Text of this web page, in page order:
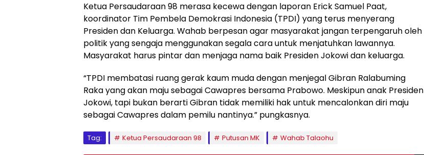
Ketua Persaudaraan 98 merasa kecewa dengan laporan Erick Samuel Paat,
koordinator Tim Pembela Demokrasi Indonesia (TPDI) yang terus menyerang
Presiden dan Keluarga. Wahab berpesan agar masyarakat jangan terpengaruh oleh
politik yang sengaja menggunakan segala cara untuk menjatuhkan lawannya.
Masyarakat harus pintar dan menjaga nama baik Presiden Jokowi dan keluarga.
“TPDI membatasi ruang gerak kaum muda dengan menjegal Gibran Ralabuming
Raka yang akan maju sebagai Cawapres bersama Prabowo. Meskipun anak Presiden
Jokowi, tapi bukan berarti Gibran tidak memiliki hak untuk mencalonkan diri maju
sebagai Cawapres dalam pemilu nantinya.” pungkasnya.
Tag: Ketua Persaudaraan 98 Putusan MK Wahab Talaohu